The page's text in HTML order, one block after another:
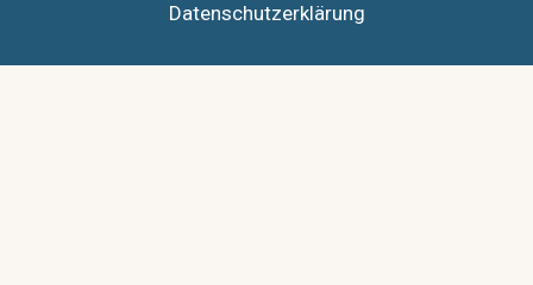
Datenschutzerklärung